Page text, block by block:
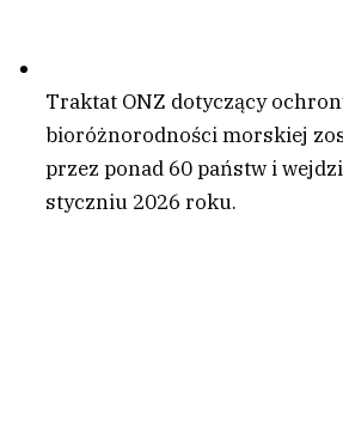
Traktat ONZ dotyczący
bioróżnorodności morskiej
przez ponad 60 państw i
styczniu 2026 roku.